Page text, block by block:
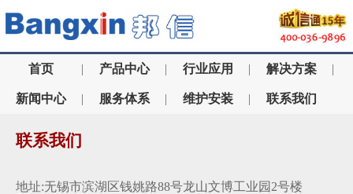
首页 | 产品中心 | 行业应用 | 解决方案 |
新闻中心 | 服务体系 | 维护安装 | 联系我们
联系我们
地址:无锡市滨湖区钱姚路88号龙山文博工业园2号楼